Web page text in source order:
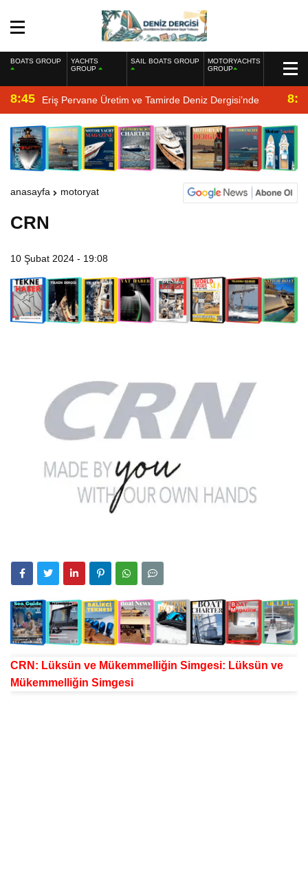
BOATS GROUP
YACHTS
GROUP
SAIL BOATS GROUP
MOTORYACHTS
GROUP
8:45 Eriş Pervane Üretim ve Tamirde Deniz Dergisi’nde
anasayfa motoryat
CRN
10 Şubat 2024 - 19:08
CRN : Lüksün ve Mükemmelliğin Simgesi: Lüksün ve
Mükemmelliğin Simgesi